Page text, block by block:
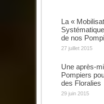
La «
de nos
27 juillet 2015
Une après-
Pompiers
des Floralies
29 juin 2015